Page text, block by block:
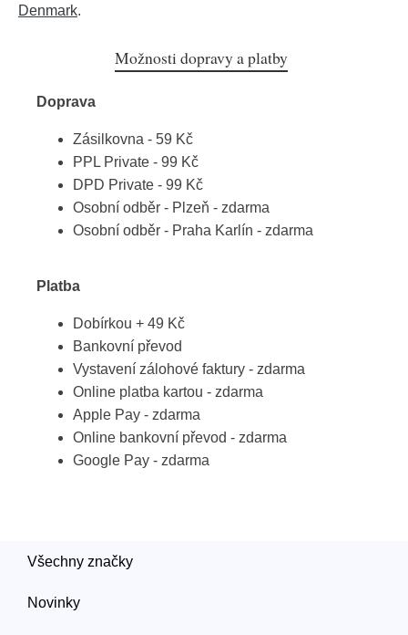
Denmark.
Možnosti dopravy a platby
Doprava
Zásilkovna - 59 Kč
PPL Private - 99 Kč
DPD Private - 99 Kč
Osobní odběr - Plzeň - zdarma
Osobní odběr - Praha Karlín - zdarma
Platba
Dobírkou + 49 Kč
Bankovní převod
Vystavení zálohové faktury - zdarma
Online platba kartou - zdarma
Apple Pay - zdarma
Online bankovní převod - zdarma
Google Pay - zdarma
Všechny značky
Novinky